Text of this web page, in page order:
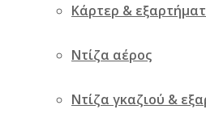
Κάρτερ &
Ντίζα αέρος
Ντίζα γκαζιού &